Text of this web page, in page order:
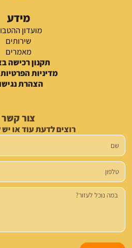
מידע
מועדון
שירותים
מאמרים
תקנון רכישה
מדיניות
הצהרת
צור קשר
רוצים לדעת עוד או
שם
טלפון
הודעה